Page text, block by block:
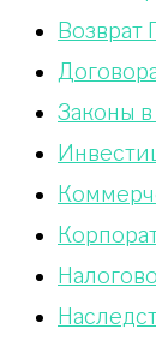
Законы